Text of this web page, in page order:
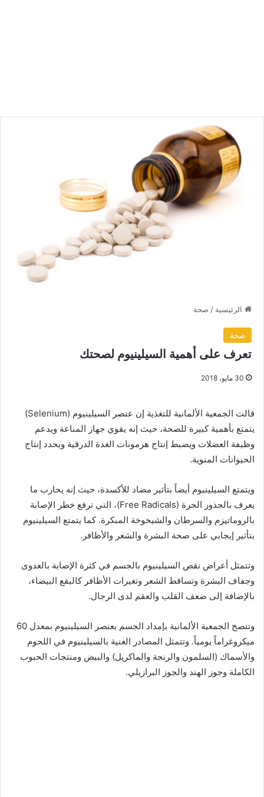
الرئيسية / صحة
صحة
تعرف على أهمية السيلينيوم لصحتك
30 مايو، 2018
قالت الجمعية الألمانية للتغذية إن عنصر السيلينيوم (Selenium)
يتمتع بأهمية كبيرة للصحة، حيث إنه يقوي جهاز المناعة ويدعم
وظيفة العضلات ويضبط إنتاج هرمونات الغدة الدرقية ويحدد إنتاج
الحيوانات المنوية.
ويتمتع السيلينيوم أيضاً بتأثير مضاد للأكسدة، حيث إنه يحارب ما
يعرف بالجذور الحرة (Free Radicals)، التي ترفع خطر الإصابة
بالروماتيزم والسرطان والشيخوخة المبكرة. كما يتمتع السيلينيوم
بتأثير إيجابي على صحة البشرة والشعر والأظافر.
وتتمثل أعراض نقص السيلينيوم بالجسم في كثرة الإصابة بالعدوى
وجفاف البشرة وتساقط الشعر وتغيرات الأظافر كالبقع البيضاء،
بالإضافة إلى ضعف القلب والعقم لدى الرجال.
وتنصح الجمعية الألمانية بإمداد الجسم بعنصر السيلينيوم بمعدل 60
ميكروغراماً يومياً. وتتمثل المصادر الغنية بالسيلينيوم في اللحوم
والأسماك (السلمون والرنجة والماكريل) والبيض ومنتجات الحبوب
الكاملة وجوز الهند والجوز البرازيلي.